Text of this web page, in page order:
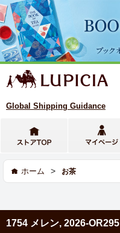
Global Shipping Guidance
ホーム > お茶
1754 メレン, 2026-OR295